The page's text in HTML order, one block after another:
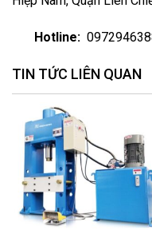
Hotline:
TIN TỨC LIÊN QUAN